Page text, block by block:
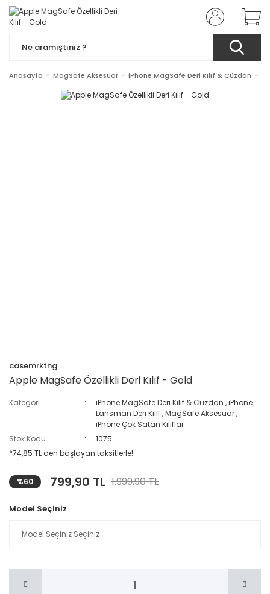
Anasayfa MagSafe Aksesuar iPhone MagSafe Deri Kılıf & Cüzdan
casemrktng
Apple MagSafe Özellikli Deri Kılıf - Gold
Kategori iPhone MagSafe Deri Kılıf & Cüzdan ,iPhone
Lansman Deri Kılıf,MagSafe Aksesuar,
iPhone Çok Satan Kılıflar
Stok Kodu
1075
*74,85 TL den başlayan taksitlerle!
%60 799,90 TL 1.999,90 TL
Model Seçiniz